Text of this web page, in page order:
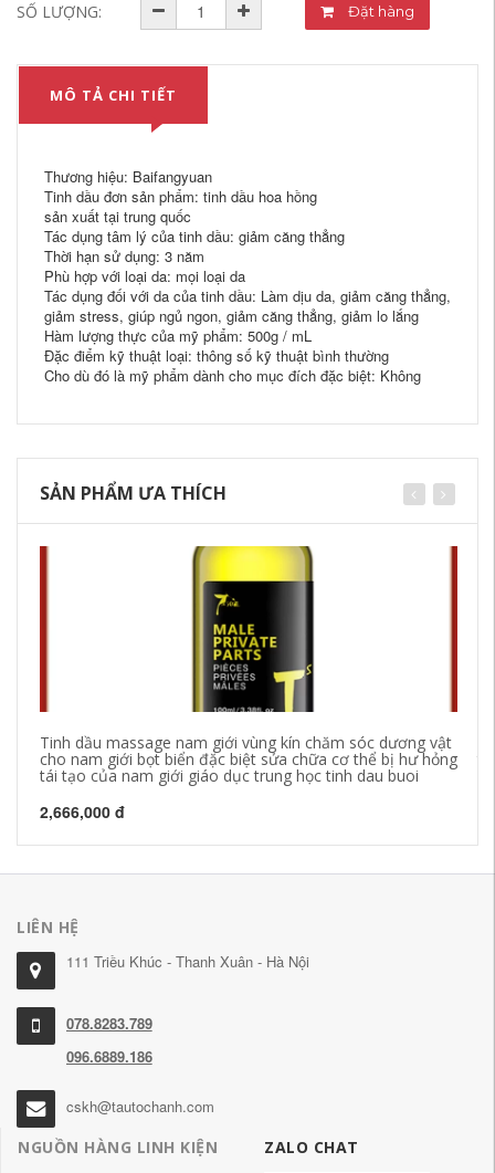
SỐ LƯỢNG: Đặt hàng
MÔ TẢ CHI TIẾT
Thương hiệu: Baifangyuan
Tinh dầu đơn sản phẩm: tinh dầu hoa hồng
sản xuất tại trung quốc
Tác dụng tâm lý của tinh dầu: giảm căng thẳng
Thời hạn sử dụng: 3 năm
Phù hợp với loại da: mọi loại da
Tác dụng đối với da của tinh dầu: Làm dịu da, giảm căng thẳng,
giảm stress, giúp ngủ ngon, giảm căng thẳng, giảm lo lắng
Hàm lượng thực của mỹ phẩm: 500g / mL
Đặc điểm kỹ thuật loại: thông số kỹ thuật bình thường
Cho dù đó là mỹ phẩm dành cho mục đích đặc biệt: Không
SẢN PHẨM ƯA THÍCH
Tinh dầu massage nam giới vùng kín chăm sóc dương vật
cho nam giới bọt biển đặc biệt sửa chữa cơ thể bị hư hỏng
tái tạo của nam giới giáo dục trung học tinh dau buoi
2,666,000 đ
LIÊN HỆ
111 Triều Khúc - Thanh Xuân - Hà Nội
078.8283.789
096.6889.186
cskh@tautochanh.com
NGUỒN HÀNG LINH KIỆN
ZALO CHAT